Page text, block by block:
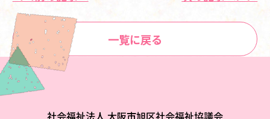
一覧に戻る
社会福祉法人 大阪市旭区社会福祉協議会